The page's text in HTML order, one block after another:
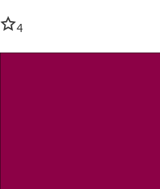
4